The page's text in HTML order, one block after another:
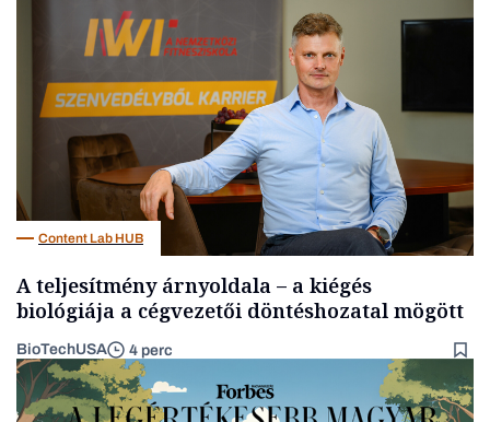
Content Lab HUB
A teljesítmény árnyoldala – a kiégés
biológiája a cégvezetői döntéshozatal mögött
BioTechUSA 4 perc